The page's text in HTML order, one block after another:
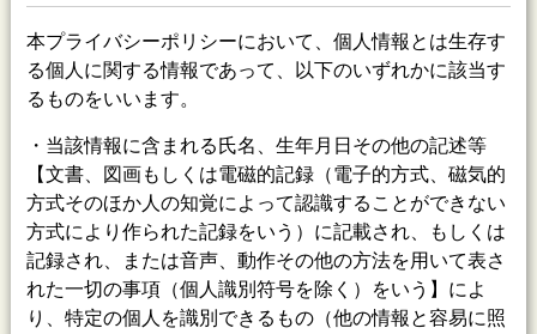
本プライバシーポリシーにおいて、個人情報とは生存す
る個人に関する情報であって、以下のいずれかに該当す
るものをいいます。
・当該情報に含まれる氏名、生年月日その他の記述等
【文書、図画もしくは電磁的記録（電子的方式、磁気的
方式そのほか人の知覚によって認識することができない
方式により作られた記録をいう）に記載され、もしくは
記録され、または音声、動作その他の方法を用いて表さ
れた一切の事項（個人識別符号を除く）をいう】によ
り、特定の個人を識別できるもの（他の情報と容易に照